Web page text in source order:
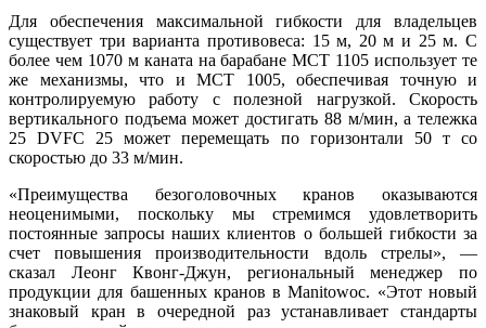
Для обеспечения максимальной гибкости для владельцев
существует три варианта противовеса: 15 м, 20 м и 25 м. С
более чем 1070 м каната на барабане MCT 1105 использует те
же механизмы, что и MCT 1005, обеспечивая точную и
контролируемую работу с полезной нагрузкой. Скорость
вертикального подъема может достигать 88 м/мин, а тележка
25 DVFC 25 может перемещать по горизонтали 50 т со
скоростью до 33 м/мин.
«Преимущества безоголовочных кранов оказываются
неоценимыми, поскольку мы стремимся удовлетворить
постоянные запросы наших клиентов о большей гибкости за
счет повышения производительности вдоль стрелы», —
сказал Леонг Квонг-Джун, региональный менеджер по
продукции для башенных кранов в Manitowoc. «Этот новый
знаковый кран в очередной раз устанавливает стандарты